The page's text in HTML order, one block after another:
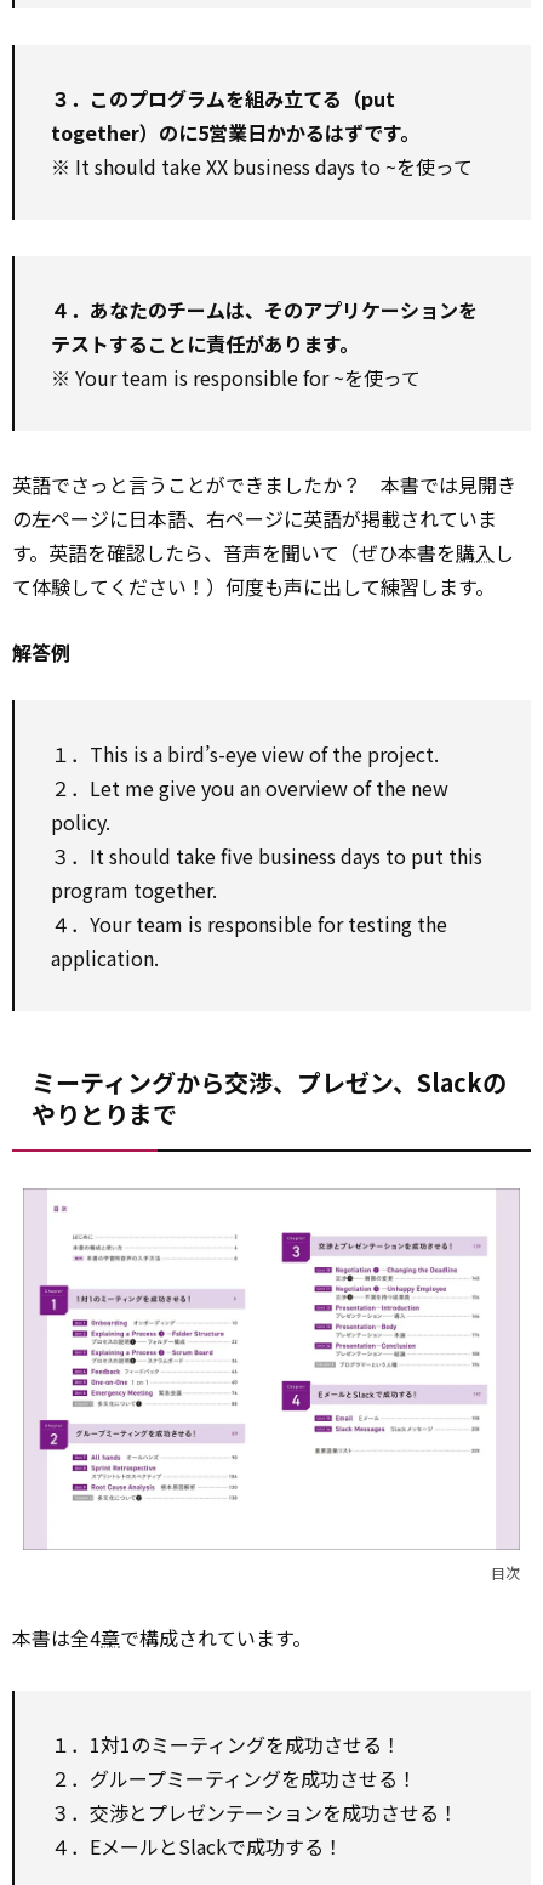
３．このプログラムを組み立てる（put
together）のに5営業日かかるはずです。
※ It should take XX business days to ~を使って
４．あなたのチームは、そのアプリケーションを
テストすることに責任があります。
※ Your team is responsible for ~を使って
英語でさっと言うことができましたか？ 本書では見開き
の左ページに日本語、右ページに英語が掲載されていま
す。英語を確認したら、音声を聞いて（ぜひ本書を購入し
て体験してください！）何度も声に出して練習します。
解答例
１．This is a bird’s-eye view of the project.
２．Let me give you an overview of the new
policy.
３．It should take five business days to put this
program together.
４．Your team is responsible for testing the
application.
ミーティングから交渉、プレゼン、Slackの
やりとりまで
目次
本書は全4章で構成されています。
１．1対1のミーティングを成功させる！
２．グループミーティングを成功させる！
３．交渉とプレゼンテーションを成功させる！
４．EメールとSlackで成功する！